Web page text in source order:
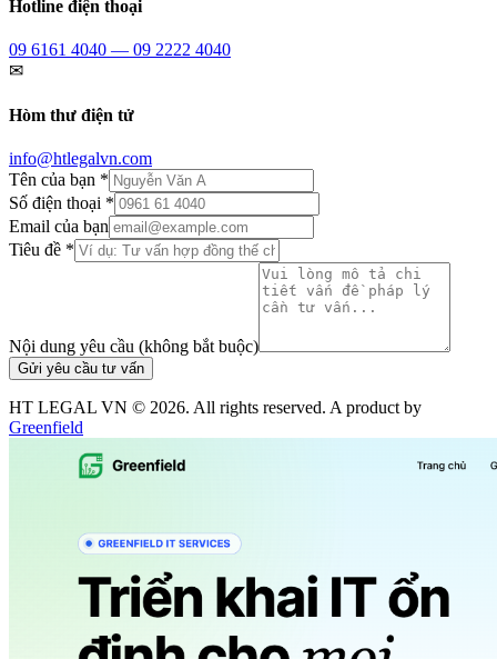
Hotline điện thoại
09 6161 4040 — 09 2222 4040
✉
Hòm thư điện tử
info@htlegalvn.com
Tên của bạn *
Số điện thoại *
Email của bạn
Tiêu đề *
Nội dung yêu cầu (không bắt buộc)
Gửi yêu cầu tư vấn
HT LEGAL VN © 2026. All rights reserved. A product by
Greenfield